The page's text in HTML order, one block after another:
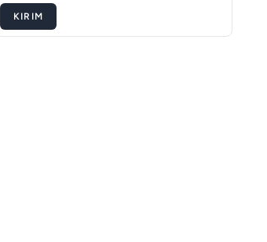
KIRIM